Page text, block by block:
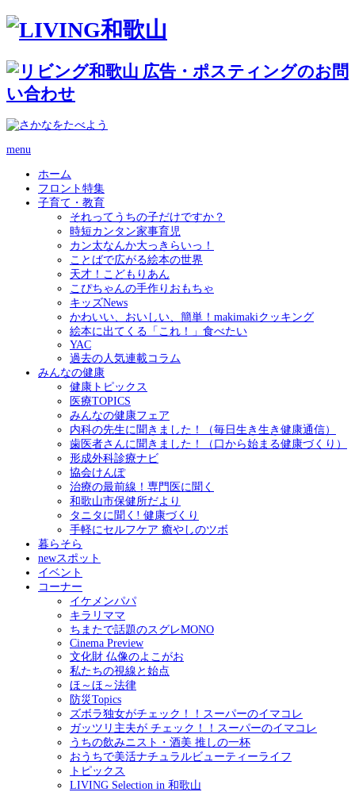
menu
ホーム
フロント特集
子育て・教育
それってうちの子だけですか？
時短カンタン家事育児
カン太なんか大っきらいっ！
ことばで広がる絵本の世界
天才！こどもりあん
こぴちゃんの手作りおもちゃ
キッズNews
かわいい、おいしい、簡単！makimakiクッキング
絵本に出てくる「これ！」食べたい
YAC
過去の人気連載コラム
みんなの健康
健康トピックス
医療TOPICS
みんなの健康フェア
内科の先生に聞きました！（毎日生き生き健康通信）
歯医者さんに聞きました！（口から始まる健康づくり）
形成外科診療ナビ
協会けんぽ
治療の最前線！専門医に聞く
和歌山市保健所だより
タニタに聞く! 健康づくり
手軽にセルフケア 癒やしのツボ
暮らそら
newスポット
イベント
コーナー
イケメンパパ
キラリママ
ちまたで話題のスグレMONO
Cinema Preview
文化財 仏像のよこがお
私たちの視線と始点
ほ～ほ～法律
防災Topics
ズボラ独女がチェック！！スーパーのイマコレ
ガッツリ主夫が チェック！！スーパーのイマコレ
うちの飲みニスト・酒美 推しの一杯
おうちで美活ナチュラルビューティーライフ
トピックス
LIVING Selection in 和歌山